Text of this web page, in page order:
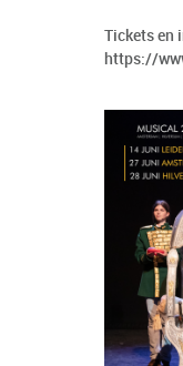
Tickets en
https://